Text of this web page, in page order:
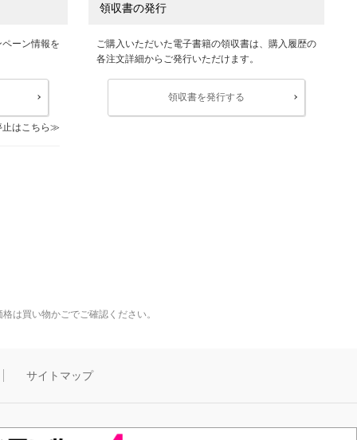
ーン情報を
はこちら
領収書の発行
ご購入いただいた電子書籍の領収書は、購入履歴の
各注文詳細からご発行いただけます。
領収書を発行する
は買い物かごでご確認ください。
サイトマップ